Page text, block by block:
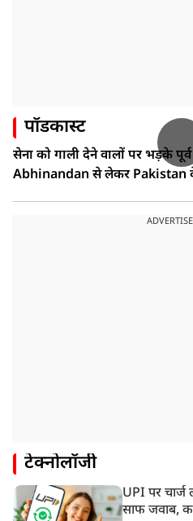
पॉडकास्ट
सेना को गाली देने वालों पर भड़के
Abhinandan से लेकर Pakistan
टेक्नोलॉजी
UPI पर चार्ज
साफ जवाब,